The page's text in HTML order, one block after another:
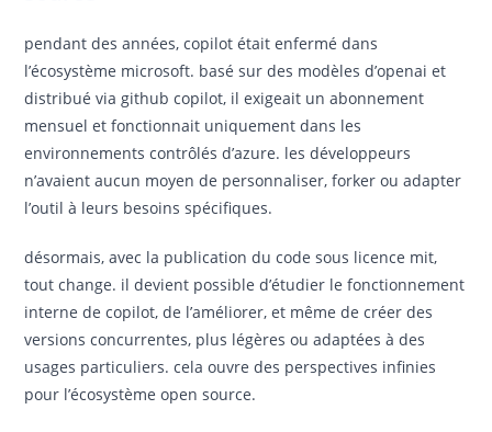
pendant des années, copilot était enfermé dans
l’écosystème microsoft. basé sur des modèles d’openai et
distribué via github copilot, il exigeait un abonnement
mensuel et fonctionnait uniquement dans les
environnements contrôlés d’azure. les développeurs
n’avaient aucun moyen de personnaliser, forker ou adapter
l’outil à leurs besoins spécifiques.
désormais, avec la publication du code sous licence mit,
tout change. il devient possible d’étudier le fonctionnement
interne de copilot, de l’améliorer, et même de créer des
versions concurrentes, plus légères ou adaptées à des
usages particuliers. cela ouvre des perspectives infinies
pour l’écosystème open source.